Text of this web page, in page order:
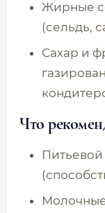
Жирные
(сельдь,
Сахар и
Что